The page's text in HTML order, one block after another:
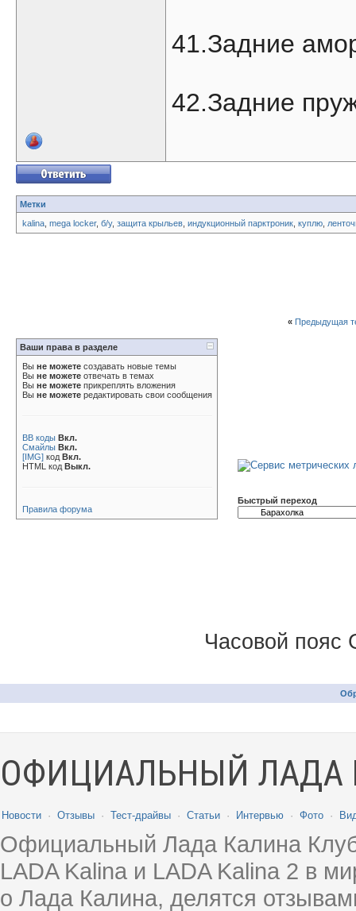
41.Задние
42.Задние
Метки
kalina mega locker, б/у, защита крыльев индукционный парктроник куплю
« Предыдущая
Ваши права в разделе
Вы не можете создавать новые темы
Вы не можете отвечать в темах
Вы не можете прикреплять вложения
Вы не можете редактировать свои сообщения
BB коды Вкл.
Смайлы Вкл.
[IMG] код Вкл.
HTML код Выкл.
Правила форума
Быстрый переход
Часовой пояс
ОФИЦИАЛЬНЫЙ ЛАДА
Новости · Отзывы · Тест-драйвы · Статьи · Интервью · Фото ·
Официальный Лада Калина
LADA Kalina и LADA Kalina 2 в
о Лада Калина, делятся